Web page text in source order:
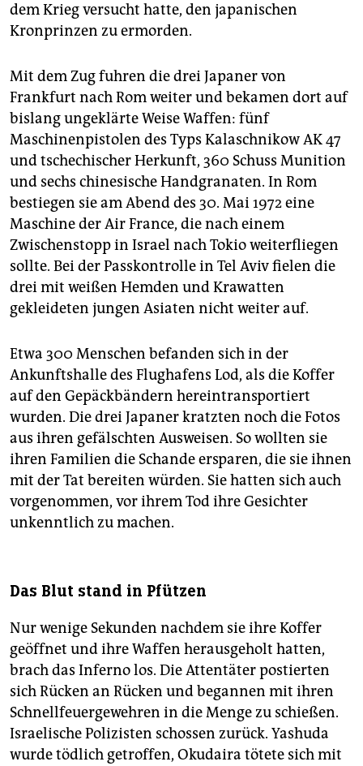
dem Krieg versucht hatte, den japanischen
Kronprinzen zu ermorden.
Mit dem Zug fuhren die drei Japaner von
Frankfurt nach Rom weiter und bekamen dort auf
bislang ungeklärte Weise Waffen: fünf
Maschinenpistolen des Typs Kalaschnikow AK 47
und tschechischer Herkunft, 360 Schuss Munition
und sechs chinesische Handgranaten. In Rom
bestiegen sie am Abend des 30. Mai 1972 eine
Maschine der Air France, die nach einem
Zwischenstopp in Israel nach Tokio weiterfliegen
sollte. Bei der Passkontrolle in Tel Aviv fielen die
drei mit weißen Hemden und Krawatten
gekleideten jungen Asiaten nicht weiter auf.
Etwa 300 Menschen befanden sich in der
Ankunftshalle des Flughafens Lod, als die Koffer
auf den Gepäckbändern hereintransportiert
wurden. Die drei Japaner kratzten noch die Fotos
aus ihren gefälschten Ausweisen. So wollten sie
ihren Familien die Schande ersparen, die sie ihnen
mit der Tat bereiten würden. Sie hatten sich auch
vorgenommen, vor ihrem Tod ihre Gesichter
unkenntlich zu machen.
Das Blut stand in Pfützen
Nur wenige Sekunden nachdem sie ihre Koffer
geöffnet und ihre Waffen herausgeholt hatten,
brach das Inferno los. Die Attentäter postierten
sich Rücken an Rücken und begannen mit ihren
Schnellfeuergewehren in die Menge zu schießen.
Israelische Polizisten schossen zurück. Yashuda
wurde tödlich getroffen, Okudaira tötete sich mit